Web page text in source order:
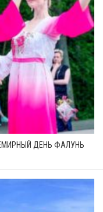
ДЕНЬ ФАЛУНЬ